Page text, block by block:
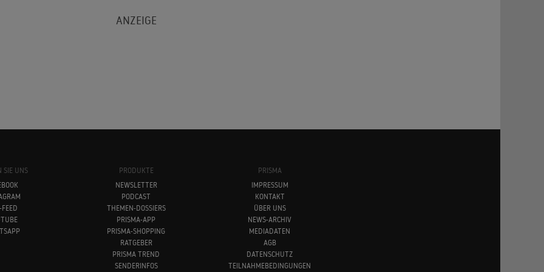
SIE UNS
FEED
PRODUKTE
NEWSLETTER
PODCAST
THEMEN-DOSSIERS
PRISMA-APP
PRISMA-SHOPPING
RATGEBER
PRISMA TREND
SENDERINFOS
PRISMA
IMPRESSUM
KONTAKT
ÜBER UNS
NEWS-ARCHIV
MEDIADATEN
AGB
DATENSCHUTZ
TEILNAHMEBEDINGUNGEN